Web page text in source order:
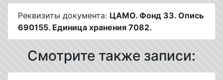
Реквизиты документа: ЦАМО. Фонд 33. Опись
690155. Единица хранения 7082.
Смотрите также записи: